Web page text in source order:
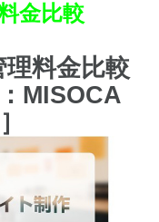
金比較
料金比較
MISOCA